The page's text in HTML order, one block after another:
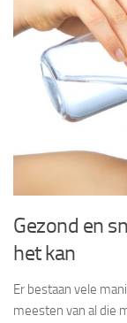
Gezond en
het kan
Er bestaan vele
meesten van al die